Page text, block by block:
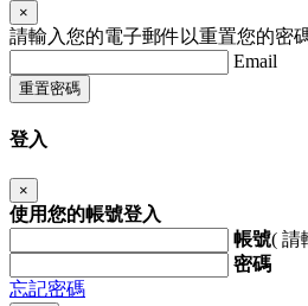
×
請輸入您的電子郵件以重置您的密
Email
重置密碼
登入
×
使用您的帳號登入
帳號( 請
密碼
忘記密碼